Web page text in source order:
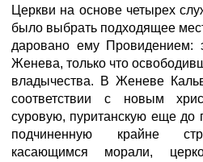
Церкви на основе четырех
было выбрать подходящее
даровано ему Провидением:
Женева, только что
владычества. В Женеве
соответствии с новым
суровую, пуританскую еще до
подчиненную крайне
касающимся морали,